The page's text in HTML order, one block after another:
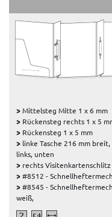
>Mittelsteg Mitte 1 x 6 mm
> Rückensteg rechts 1 x 5
> Rückensteg 1 x 5 mm
> linke Tasche 216 mm
links, unten
> rechts
>#8512 -
>#8545 -
weiß,